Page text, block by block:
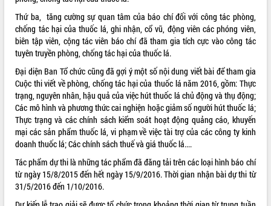
ALBUM ẢNH
LIÊN KẾT WEB
Thứ ba, tăng cường sự quan tâm của báo chí đối với công tác phòng,
chống tác hại của thuốc lá, ghi nhận, cổ vũ, động viên các phóng viên,
biên tập viên, cộng tác viên báo chí đã tham gia tích cực vào công tác
tuyên truyền phòng, chống tác hại của thuốc lá.
Đại diện Ban Tổ chức cũng đã gợi ý một số nội dung viết bài để tham gia
Cuộc thi viết về phòng, chống tác hại của thuốc lá năm 2016, gồm: Thực
trạng, nguyên nhân, hậu quả của việc hút thuốc lá chủ động và thụ động;
Các mô hình và phương thức cai nghiện hoặc giảm số người hút thuốc lá;
Thực trạng và các chính sách kiểm soát hoạt động quảng cáo, khuyến
mại các sản phẩm thuốc lá, vi phạm về việc tài trợ của các công ty kinh
doanh thuốc lá; Các chính sách thuế và giá thuốc lá....
Tác phẩm dự thi là những tác phẩm đã đăng tải trên các loại hình báo chí
từ ngày 15/8/2015 đến hết ngày 15/9/2016. Thời gian nhận bài dự thi từ
31/5/2016 đến 1/10/2016.